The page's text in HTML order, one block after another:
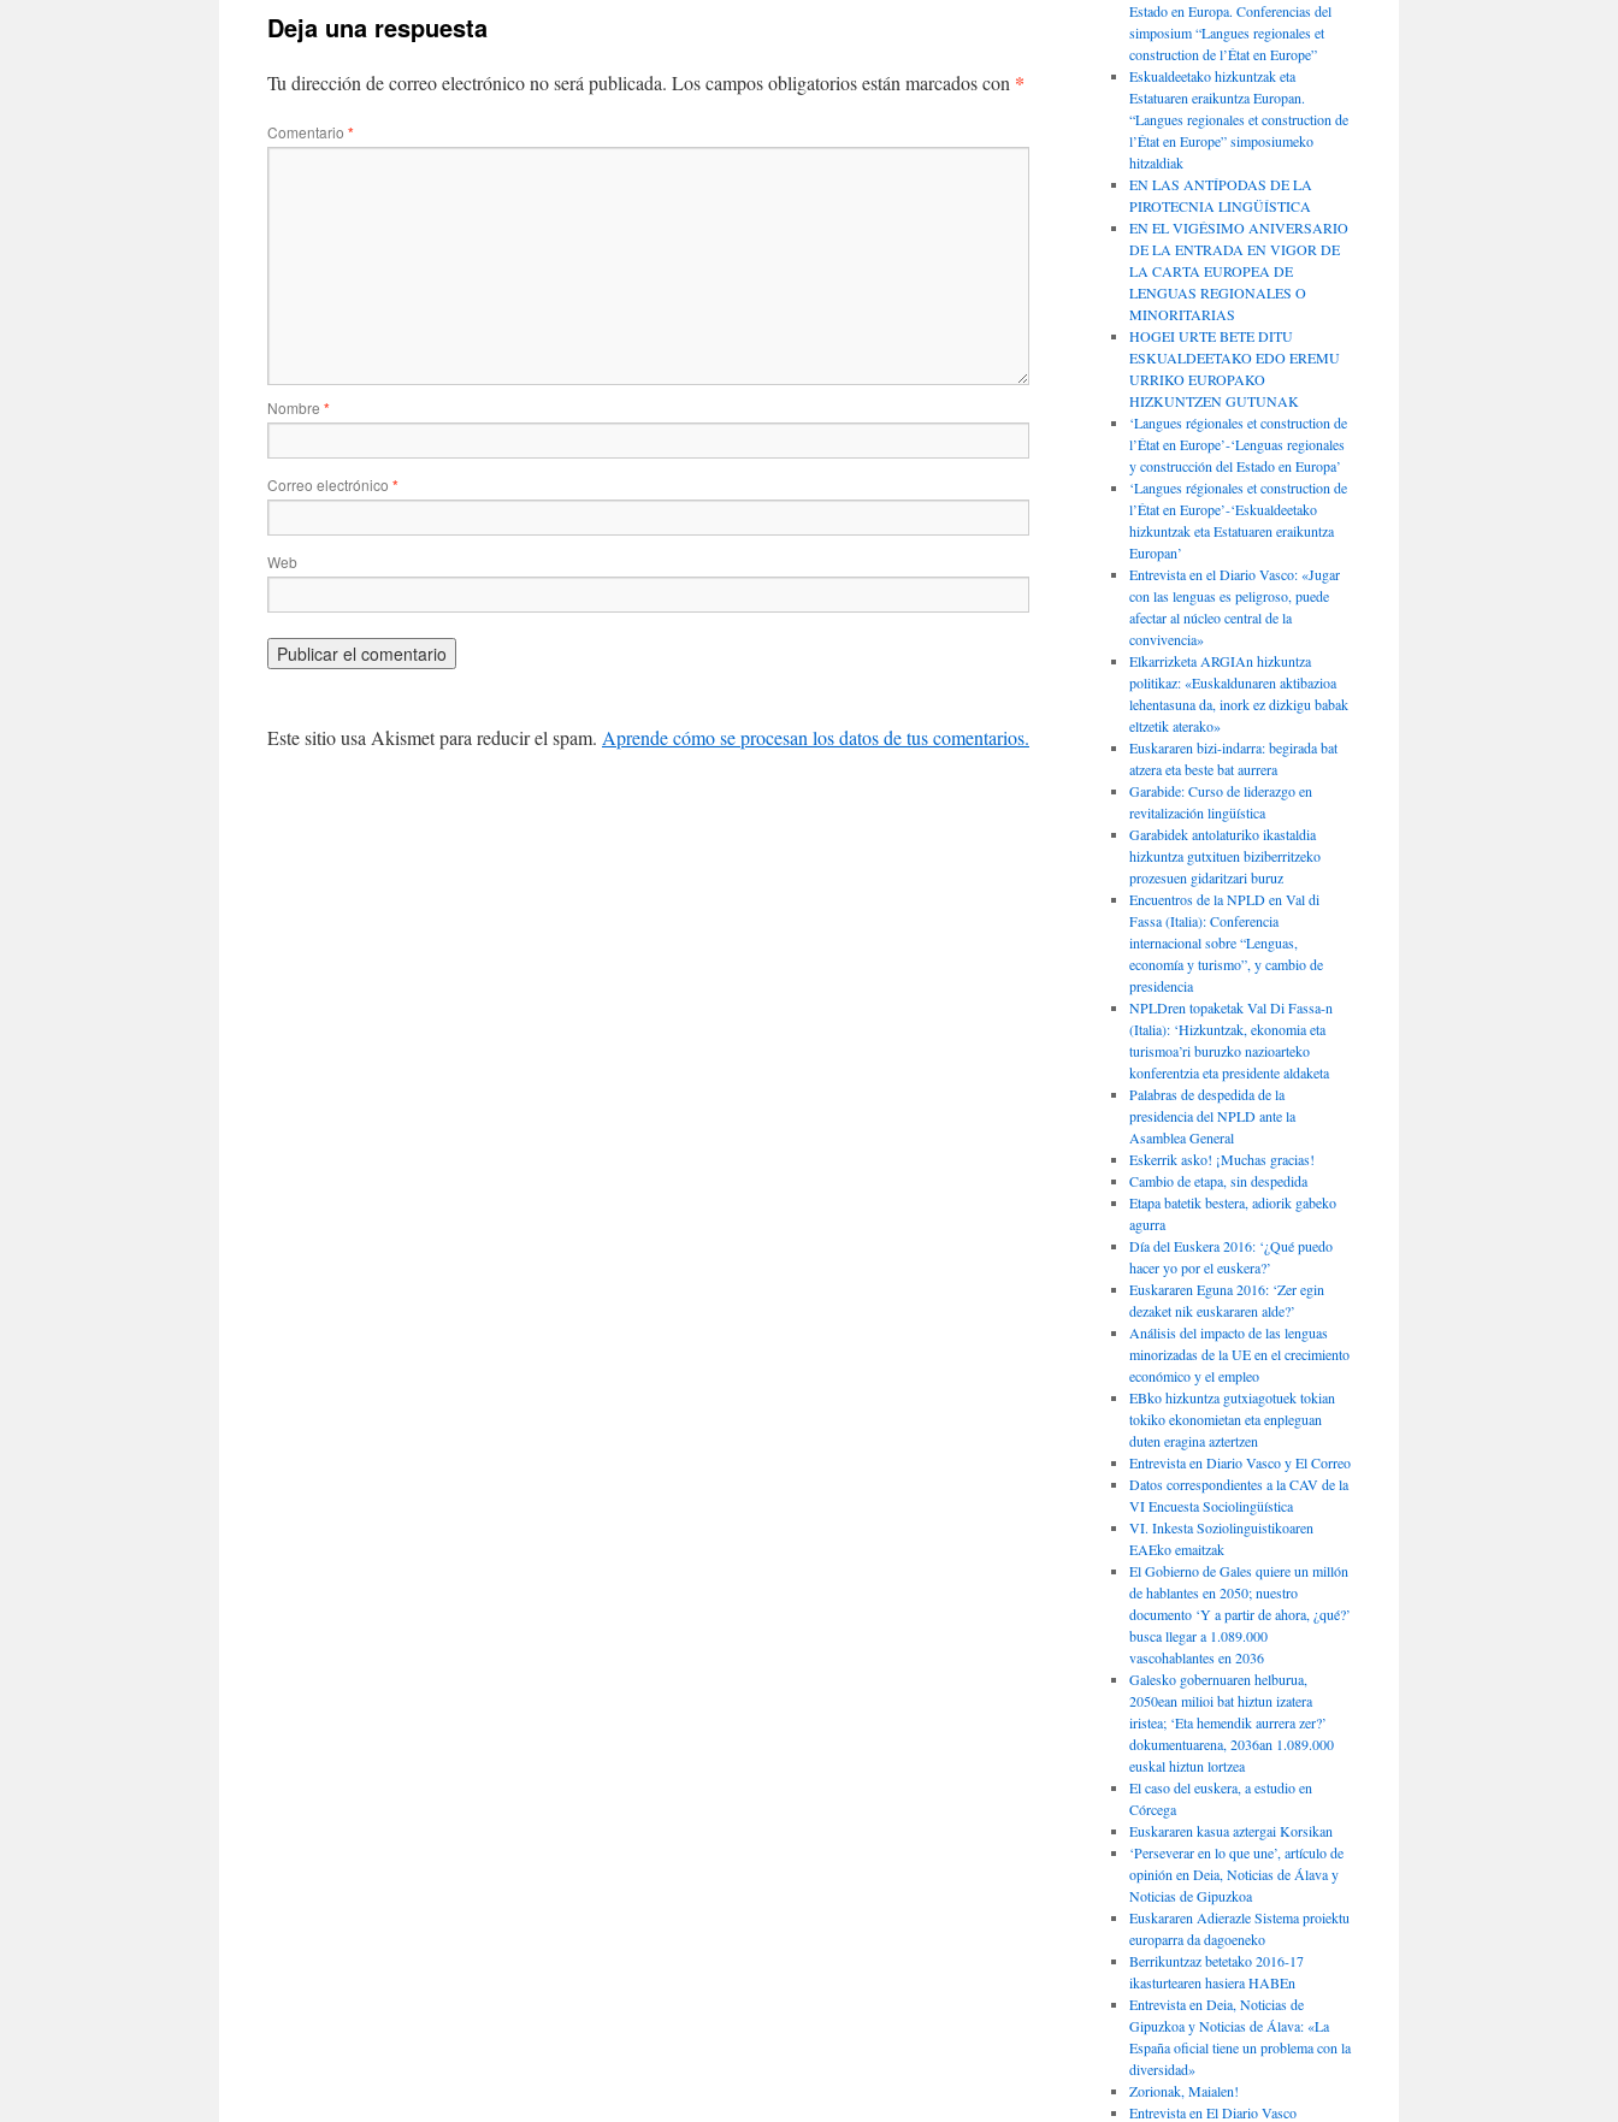
Deja una respuesta
Tu dirección de correo electrónico no será publicada. Los campos obligatorios están marcados con *
Comentario *
Nombre *
Correo electrónico *
Web
Este sitio usa Akismet para reducir el spam. Aprende cómo se procesan los datos de tus comentarios.
Estado en Europa. Conferencias del
simposium “Langues regionales et
construction de l’État en Europe”
Eskualdeetako hizkuntzak eta
Estatuaren eraikuntza Europan.
“Langues regionales et construction de
l’État en Europe” simposiumeko
hitzaldiak
EN LAS ANTÍPODAS DE LA
PIROTECNIA LINGÜÍSTICA
EN EL VIGÉSIMO ANIVERSARIO
DE LA ENTRADA EN VIGOR DE
LA CARTA EUROPEA DE
LENGUAS REGIONALES O
MINORITARIAS
HOGEI URTE BETE DITU
ESKUALDEETAKO EDO EREMU
URRIKO EUROPAKO
HIZKUNTZEN GUTUNAK
‘Langues régionales et construction de
l’État en Europe’-‘Lenguas regionales
y construcción del Estado en Europa’
‘Langues régionales et construction de
l’État en Europe’-‘Eskualdeetako
hizkuntzak eta Estatuaren eraikuntza
Europan’
Entrevista en el Diario Vasco: «Jugar
con las lenguas es peligroso, puede
afectar al núcleo central de la
convivencia»
Elkarrizketa ARGIAn hizkuntza
politikaz: «Euskaldunaren aktibazioa
lehentasuna da, inork ez dizkigu babak
eltzetik aterako»
Euskararen bizi-indarra: begirada bat
atzera eta beste bat aurrera
Garabide: Curso de liderazgo en
revitalización lingüística
Garabidek antolaturiko ikastaldia
hizkuntza gutxituen biziberritzeko
prozesuen gidaritzari buruz
Encuentros de la NPLD en Val di
Fassa (Italia): Conferencia
internacional sobre “Lenguas,
economía y turismo”, y cambio de
presidencia
NPLDren topaketak Val Di Fassa-n
(Italia): ‘Hizkuntzak, ekonomia eta
turismoa’ri buruzko nazioarteko
konferentzia eta presidente aldaketa
Palabras de despedida de la
presidencia del NPLD ante la
Asamblea General
Eskerrik asko! ¡Muchas gracias!
Cambio de etapa, sin despedida
Etapa batetik bestera, adiorik gabeko
agurra
Día del Euskera 2016: ‘¿Qué puedo
hacer yo por el euskera?’
Euskararen Eguna 2016: ‘Zer egin
dezaket nik euskararen alde?’
Análisis del impacto de las lenguas
minorizadas de la UE en el crecimiento
económico y el empleo
EBko hizkuntza gutxiagotuek tokian
tokiko ekonomietan eta enpleguan
duten eragina aztertzen
Entrevista en Diario Vasco y El Correo
Datos correspondientes a la CAV de la
VI Encuesta Sociolingüística
VI. Inkesta Soziolinguistikoaren
EAEko emaitzak
El Gobierno de Gales quiere un millón
de hablantes en 2050; nuestro
documento ‘Y a partir de ahora, ¿qué?’
busca llegar a 1.089.000
vascohablantes en 2036
Galesko gobernuaren helburua,
2050ean milioi bat hiztun izatera
iristea; ‘Eta hemendik aurrera zer?’
dokumentuarena, 2036an 1.089.000
euskal hiztun lortzea
El caso del euskera, a estudio en
Córcega
Euskararen kasua aztergai Korsikan
‘Perseverar en lo que une’, artículo de
opinión en Deia, Noticias de Álava y
Noticias de Gipuzkoa
Euskararen Adierazle Sistema proiektu
europarra da dagoeneko
Berrikuntzaz betetako 2016-17
ikasturtearen hasiera HABEn
Entrevista en Deia, Noticias de
Gipuzkoa y Noticias de Álava: «La
España oficial tiene un problema con la
diversidad»
Zorionak, Maialen!
Entrevista en El Diario Vasco